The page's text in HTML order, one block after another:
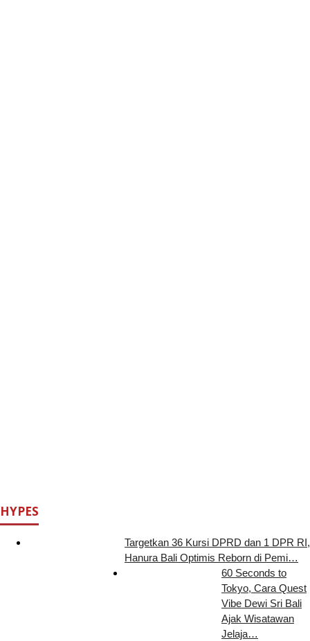
HYPES
Targetkan 36 Kursi DPRD dan 1 DPR RI,
Hanura Bali Optimis Reborn di Pemi…
60 Seconds to
Tokyo, Cara Quest
Vibe Dewi Sri Bali
Ajak Wisatawan
Jelaja…